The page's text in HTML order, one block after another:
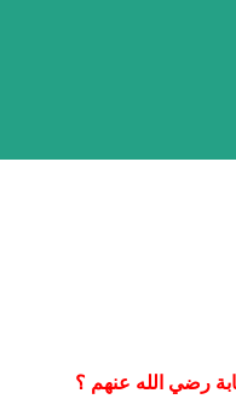
رضي الله عنهم ؟